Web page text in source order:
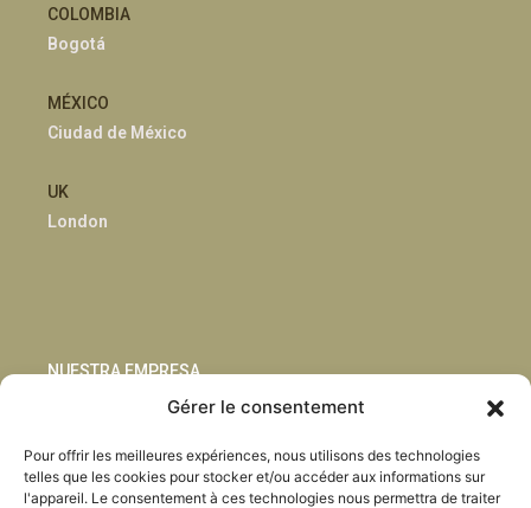
Gérer le consentement
Pour offrir les meilleures expériences, nous utilisons des technologies
telles que les cookies pour stocker et/ou accéder aux informations sur
l'appareil. Le consentement à ces technologies nous permettra de traiter
COLOMBIA
Bogotá
MÉXICO
Ciudad de México
UK
London
NUESTRA EMPRESA
Innovación
Blog